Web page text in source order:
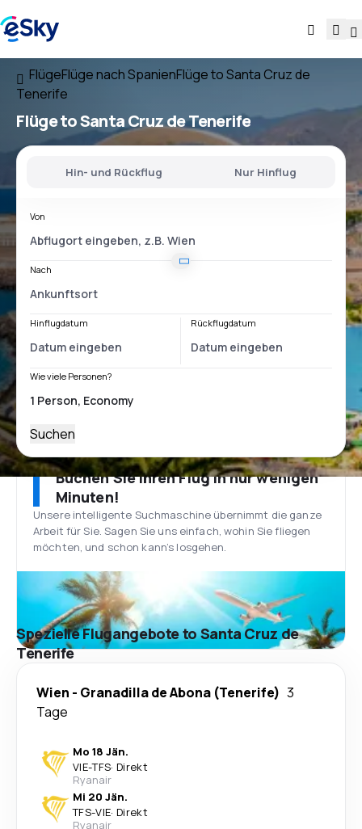
FlügeFlüge nach SpanienFlüge to Santa Cruz de
Tenerife
Flüge to Santa Cruz de Tenerife
Hin- und Rückflug Nur Hinflug
Von
Nach
Hinflugdatum Rückflugdatum
Wie viele Personen?
Suchen
Buchen Sie Ihren Flug in nur wenigen
Minuten!
Unsere intelligente Suchmaschine übernimmt die ganze
Arbeit für Sie. Sagen Sie uns einfach, wohin Sie fliegen
möchten, und schon kann’s losgehen.
Spezielle Flugangebote to Santa Cruz de
Tenerife
Wien - Granadilla de Abona (Tenerife) 3
Tage
Mo 18 Jän.
VIE-TFS· Direkt
Ryanair
Mi 20 Jän.
TFS-VIE· Direkt
Ryanair